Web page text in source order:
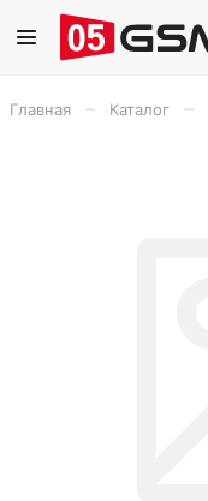
Главная Каталог